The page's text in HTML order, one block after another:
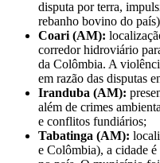
disputa por terra,
rebanho bovino do
Coari (AM):
corredor hidroviário
da Colômbia. A
em razão das disputas
Iranduba (AM):
além de crimes
e conflitos fundiários;
Tabatinga (AM):
e Colômbia), a cidade